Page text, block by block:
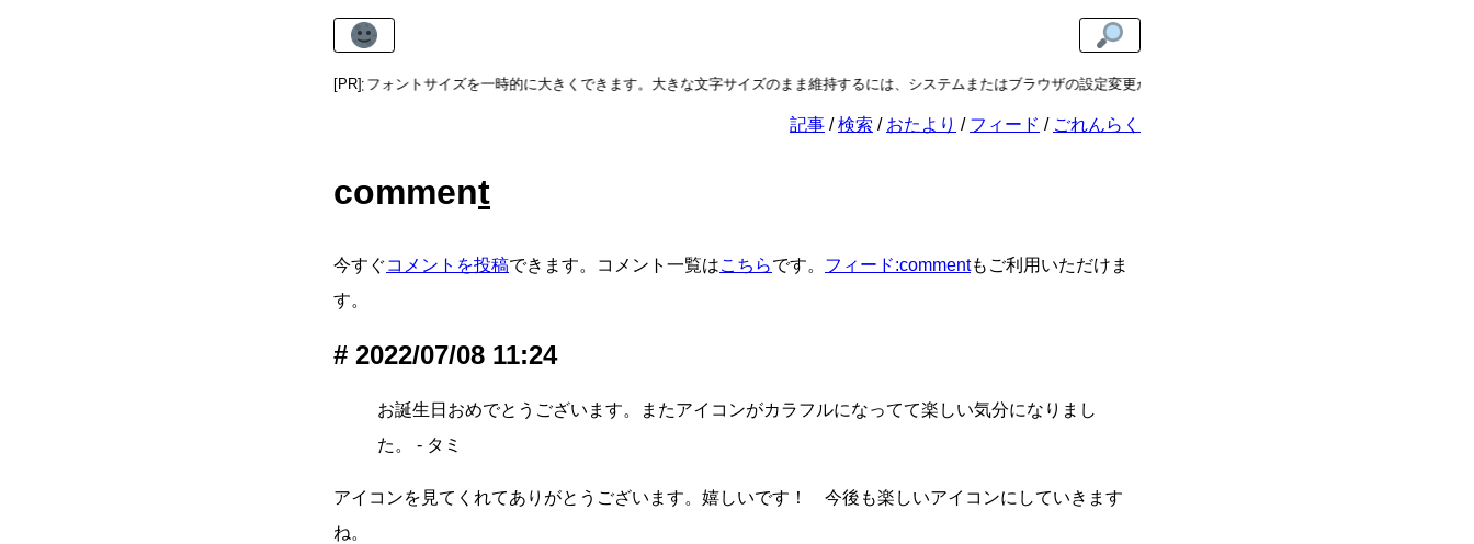
[PR]
右上の虫眼鏡アイコンを押すとフォントサイズを一時的に大きくできます。大きな文字サイズのまま維持するには、システムまたはブラウザの設定変更が必要です。
記事 検索 おたより フィード ごれんらく
comment
今すぐコメントを投稿できます。コメント一覧はこちらです。 フィード:commentもご利用いただけま
す。
2022/07/08 11:24
お誕生日おめでとうございます。またアイコンがカラフルになってて楽しい気分になりまし
た。 - タミ
アイコンを見てくれてありがとうございます。嬉しいです！ 今後も楽しいアイコンにしていきます
ね。